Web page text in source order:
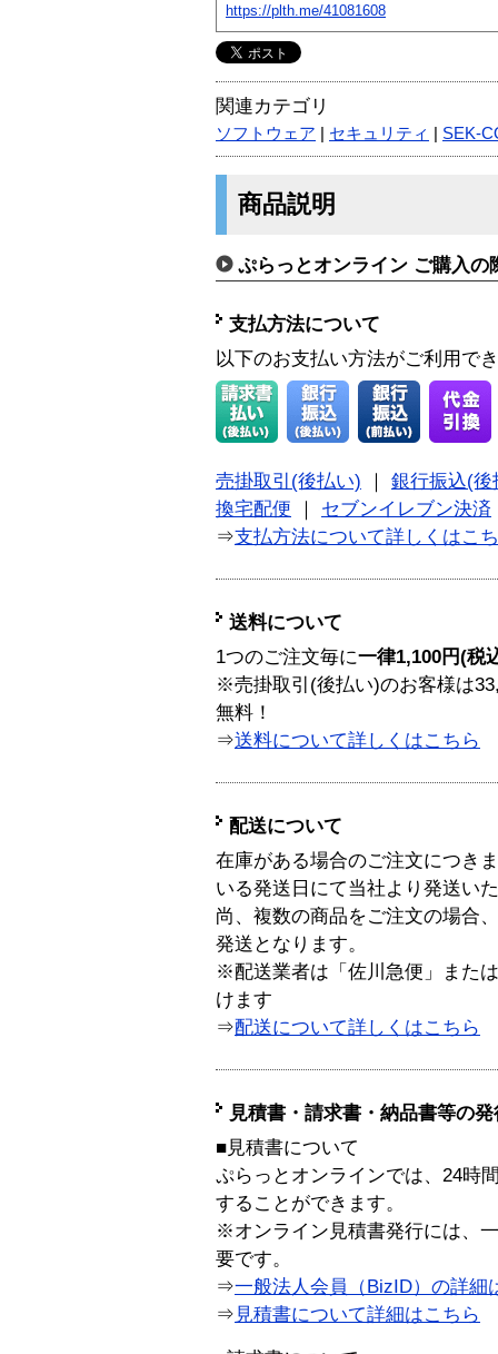
https://plth.me/41081608
関連カテゴリ
ソフトウェア セキュリティ SEK-
商品説明
ぷらっとオンライン ご購入の
支払方法について
以下のお支払い方法がご利用で
売掛取引(後払い)
銀行振込(後
換宅配便
セブンイレブン決済
⇒支払方法について詳しくはこ
送料について
1つのご注文毎に一律1,100円(税
※売掛取引(後払い)のお客様は
無料！
⇒送料について詳しくはこちら
配送について
在庫がある場合のご注文につき
いる発送日にて当社より発送い
尚、複数の商品をご注文の場合
発送となります。
※配送業者は「佐川急便」また
けます
⇒配送について詳しくはこちら
見積書・請求書・納品書等の
■見積書について
ぷらっとオンラインでは、24時
することができます。
※オンライン見積書発行には、
要です。
⇒一般法人会員（BizID）の詳細
⇒ 見積書について詳細はこちら